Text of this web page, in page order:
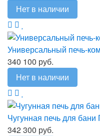
Нет в наличии
Универсальный печь-
340 100 руб.
Нет в наличии
Чугунная печь для
342 300 руб.